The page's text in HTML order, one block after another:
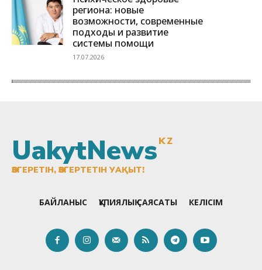
UakytNewsKZ
ӨЗГЕРЕТІН, ӨЗГЕРТЕТІН УАҚЫТ!
БАЙЛАНЫС ҚҰПИЯЛЫҚ САЯСАТЫ КЕЛІСІМ